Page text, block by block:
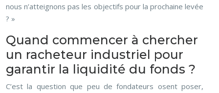
nous n’atteignons pas les objectifs pour la prochaine levée
? »
Quand commencer à chercher
un racheteur industriel pour
garantir la liquidité du fonds ?
C’est la question que peu de fondateurs osent poser,